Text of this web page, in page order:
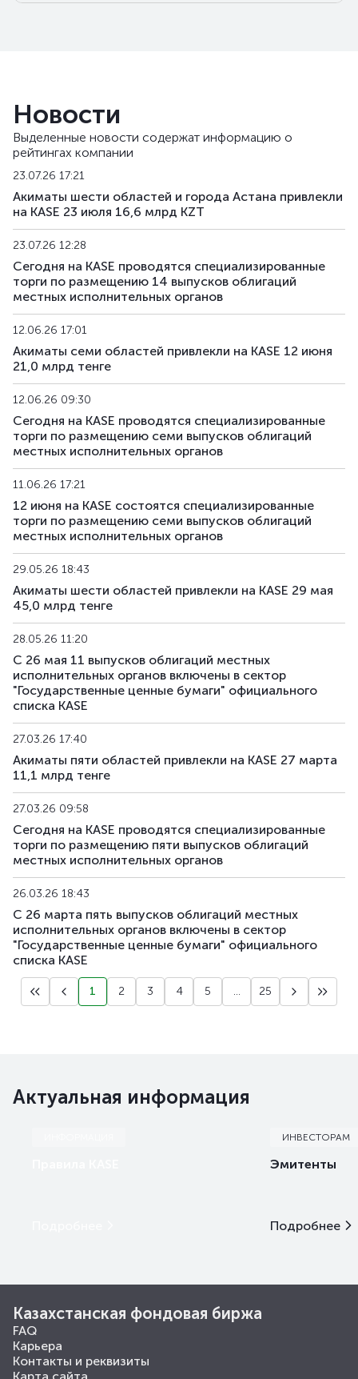
SKK131_014
SKK143_040 KZMF00000408
SKK143_041 KZMF00000416 смешанная
SKK143_059 KZMF00000598 смешанная
SKK180_260 KZMJ00002608 смешанная
Новости
Выделенные новости содержат информацию о
рейтингах компании
23.07.26 17:21
Акиматы шести областей и города Астана привлекли
на KASE 23 июля 16,6 млрд KZT
23.07.26 12:28
Сегодня на KASE проводятся специализированные
торги по размещению 14 выпусков облигаций
местных исполнительных органов
12.06.26 17:01
Акиматы семи областей привлекли на KASE 12 июня
21,0 млрд тенге
12.06.26 09:30
Сегодня на KASE проводятся специализированные
торги по размещению семи выпусков облигаций
местных исполнительных органов
11.06.26 17:21
12 июня на KASE состоятся специализированные
торги по размещению семи выпусков облигаций
местных исполнительных органов
29.05.26 18:43
Акиматы шести областей привлекли на KASE 29 мая
45,0 млрд тенге
28.05.26 11:20
С 26 мая 11 выпусков облигаций местных
исполнительных органов включены в сектор
"Государственные ценные бумаги" официального
списка KASE
27.03.26 17:40
Акиматы пяти областей привлекли на KASE 27 марта
11,1 млрд тенге
27.03.26 09:58
Сегодня на KASE проводятся специализированные
торги по размещению пяти выпусков облигаций
местных исполнительных органов
26.03.26 18:43
С 26 марта пять выпусков облигаций местных
исполнительных органов включены в сектор
"Государственные ценные бумаги" официального
списка KASE
1 2 3 4 5 ... 25
Актуальная информация
ИНВЕСТОРАМ
Эмитенты
Подробнее
Казахстанская фондовая биржа
FAQ
Карьера
Контакты и реквизиты